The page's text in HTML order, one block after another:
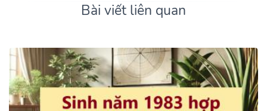
Bài viết liên quan